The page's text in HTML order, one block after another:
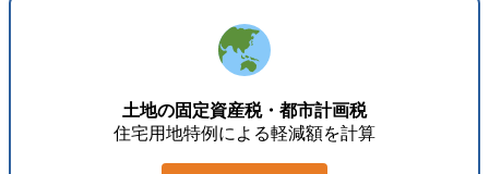
土地の固定資産税・都市計画税
住宅用地特例による軽減額を計算